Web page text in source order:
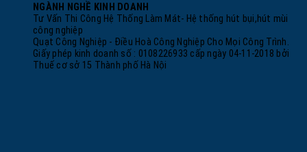
NGÀNH NGHỀ KINH DOANH
Tư Vấn Thi Công Hệ Thống Làm Mát- Hệ thống hút bụi,hút mùi
công nghiệp
Quạt Công Nghiệp - Điều Hoà Công Nghiệp Cho Mọi Công Trình.
Giấy phép kinh doanh số : 0108226933 cấp ngày 04-11-2018 bởi
Thuế cơ sở 15 Thành phố Hà Nội